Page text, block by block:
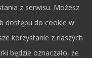
z serwisu. Możesz
dostępu do cookie w
korzystanie z naszych
będzie oznaczało, że